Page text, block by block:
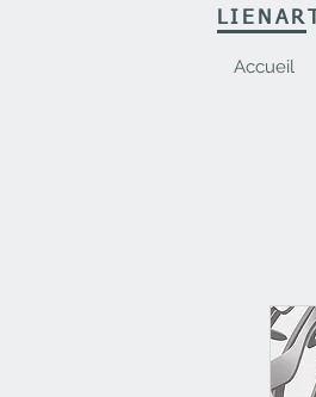
LIENART
Accueil